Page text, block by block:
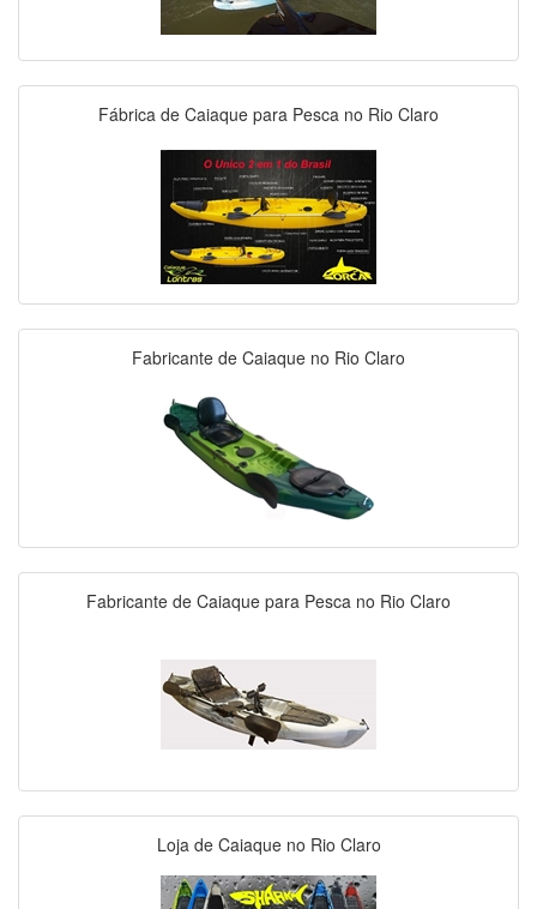
Fábrica de Caiaque para Pesca no Rio Claro
Fabricante de Caiaque no Rio Claro
Fabricante de Caiaque para Pesca no Rio Claro
Loja de Caiaque no Rio Claro